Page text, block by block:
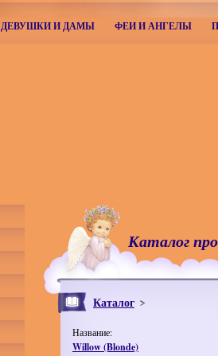
ДЕВУШКИ И ДАМЫ ФЕИ И АНГЕЛЫ
Каталог
Каталог
Название:
Willow (Blonde)